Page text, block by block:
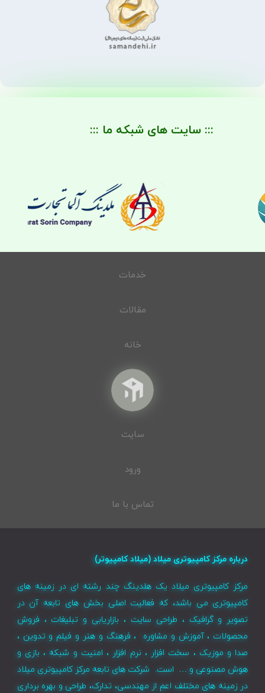
::: سایت های شبکه ما :::
خدمات
مقالات
خانه
سایت
ورود
تماس با ما
درباره مرکز کامپیوتری میلاد (میلاد کامپیوتر)
مرکز کامپیوتری میلاد یک هلدینگ چند رشته ای در زمینه های
کامپیوتری می باشد، که فعالیت اصلی بخش های تابعه آن در
تصویر و گرافیک ، طراحی سایت ، بازاریابی و تبلیغات ، فروش
محصولات ، آموزش و مشاوره ، فرهنگ و هنر و فیلم و تدوین ،
صدا و موزیک ، سخت افزار ، نرم افزار ، امنیت و شبکه ، بازی و
هوش مصنوعی و … است. شرکت های تابعه مرکز کامپیوتری میلاد
در زمینه های مختلف اعم از مهندسی، تدارک، طراحی و بهره برداری